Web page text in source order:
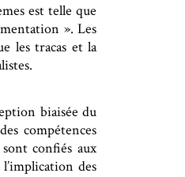
est telle que
». Les
les tracas et la
biaisée du
compétences
confiés aux
des